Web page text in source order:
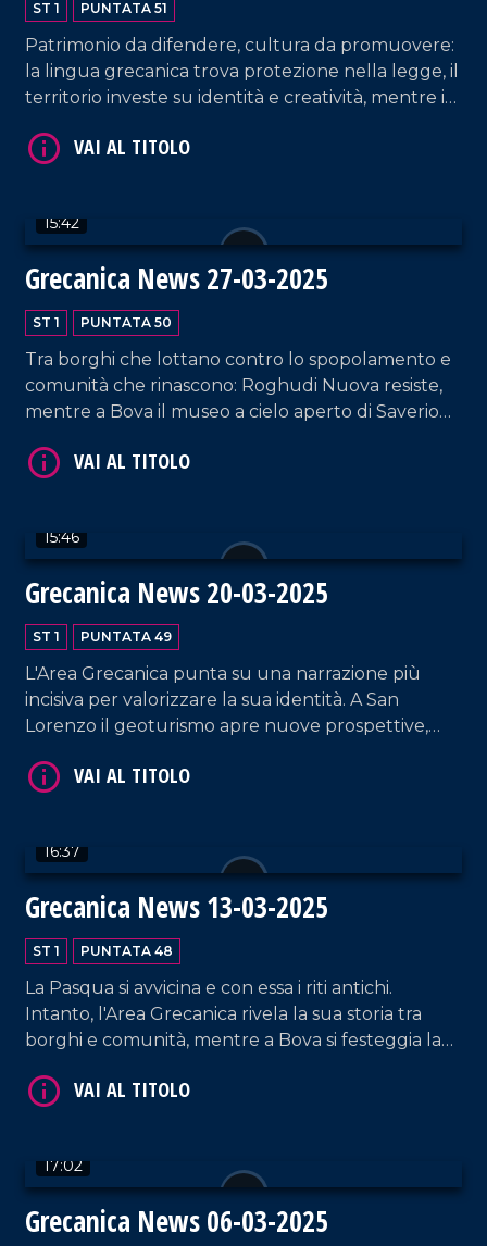
ST 1 PUNTATA 51
Patrimonio da difendere, cultura da promuovere:
la lingua grecanica trova protezione nella legge, il
territorio investe su identità e creatività, mentre i
narrazione culturale.
15:42
Grecanica News 27-03-2025
ST 1 PUNTATA 50
Tra borghi che lottano contro lo spopolamento e
comunità che rinascono: Roghudi Nuova resiste,
mentre a Bova il museo a cielo aperto di Saverio
che ce l'ha fatta, come spiega il vicesindaco
15:46
Grecanica News 20-03-2025
ST 1 PUNTATA 49
L'Area Grecanica punta su una narrazione più
incisiva per valorizzare la sua identità. A San
Lorenzo il geoturismo apre nuove prospettive,
Bruxelles arrivano segnali per il futuro della
16:37
Grecanica News 13-03-2025
ST 1 PUNTATA 48
La Pasqua si avvicina e con essa i riti antichi.
Intanto, l'Area Grecanica rivela la sua storia tra
borghi e comunità, mentre a Bova si festeggia la
17:02
Grecanica News 06-03-2025
VAI AL TITOLO
VAI AL TITOLO
VAI AL TITOLO
VAI AL TITOLO